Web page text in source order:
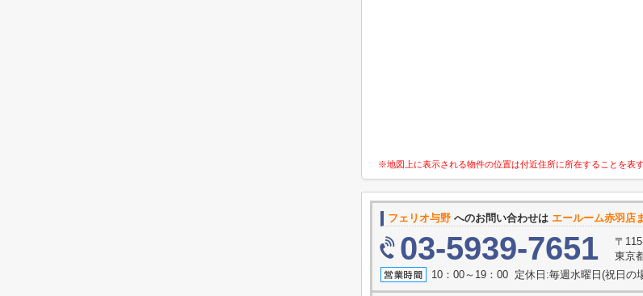
※地図上に表示される物件の位置は付近住所に所在することを表
フェリオ与野 へのお問い合わせは エールーム赤羽店
03-5939-7651
〒
東京
10：00～19：00 定休日:毎週水曜日(祝日の